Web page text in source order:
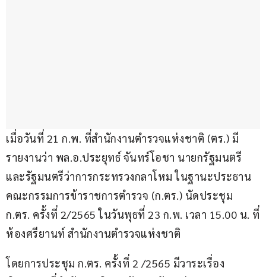
เมื่อวันที่ 21 ก.พ. ที่สำนักงานตำรวจแห่งชาติ (ตร.) มี
รายงานว่า พล.อ.ประยุทธ์ จันทร์โอชา นายกรัฐมนตรี
และรัฐมนตรีว่าการกระทรวงกลาโหม ในฐานะประธาน
คณะกรรมการข้าราชการตำรวจ (ก.ตร.) นัดประชุม
ก.ตร. ครั้งที่ 2/2565 ในวันพุธที่ 23 ก.พ. เวลา 15.00 น. ที่
ห้องศรียานท์ สำนักงานตำรวจแห่งชาติ
โดยการประชุม ก.ตร. ครั้งที่ 2 /2565 มีวาระเรื่อง